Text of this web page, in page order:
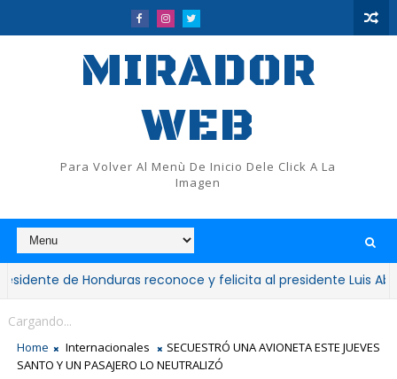
MIRADOR
WEB
Para Volver Al Menù De Inicio Dele Click A La
Imagen
de Honduras reconoce y felicita al presidente Luis Abinader
Cargando...
Home Internacionales
SECUESTRÓ UNA AVIONETA ESTE JUEVES
SANTO Y UN PASAJERO LO NEUTRALIZÓ